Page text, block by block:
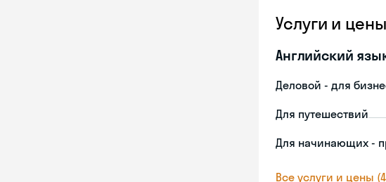
Услуги и цены
Английский
Деловой - для
Для путешествий
Для начинающих -
Все услуги и цены